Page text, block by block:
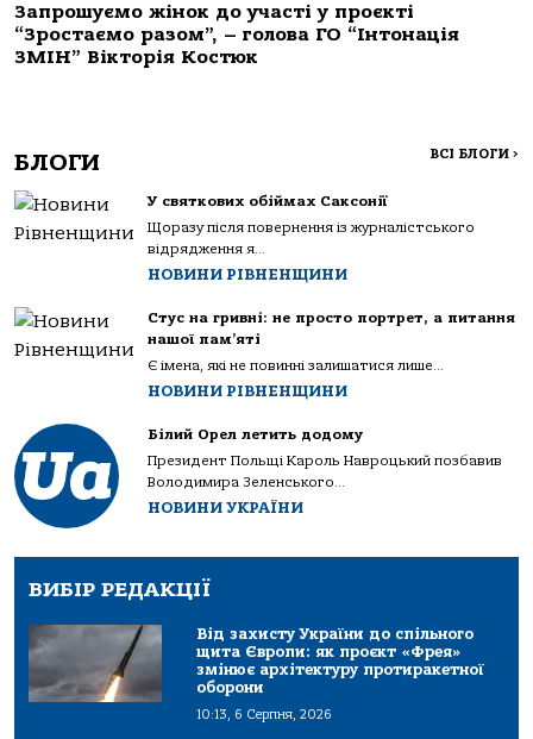
Запрошуємо жінок до участі у проєкті
“Зростаємо разом”, – голова ГО “Інтонація
ЗМІН” Вікторія Костюк
БЛОГИ ВСІ БЛОГИ >
У святкових обіймах Саксонії
Щоразу після повернення із журналістського
відрядження я...
НОВИНИ РІВНЕНЩИНИ
Стус на гривні: не просто портрет, а питання
нашої пам’яті
Є імена, які не повинні залишатися лише...
НОВИНИ РІВНЕНЩИНИ
Білий Орел летить додому
Президент Польщі Кароль Навроцький позбавив
Володимира Зеленського...
НОВИНИ УКРАЇНИ
ВИБІР РЕДАКЦІЇ
Від захисту України до спільного
щита Європи: як проєкт «Фрея»
змінює архітектуру протиракетної
оборони
10:13, 6 Серпня, 2026